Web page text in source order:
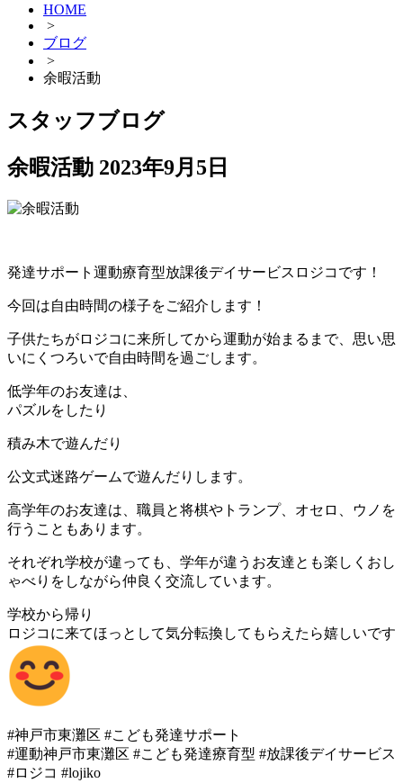
HOME
>
ブログ
>
余暇活動
スタッフブログ
余暇活動 2023年9月5日
発達サポート運動療育型放課後デイサービスロジコです！
今回は自由時間の様子をご紹介します！
子供たちがロジコに来所してから運動が始まるまで、思い思
いにくつろいで自由時間を過ごします。
低学年のお友達は、
パズルをしたり
積み木で遊んだり
公文式迷路ゲームで遊んだりします。
高学年のお友達は、職員と将棋やトランプ、オセロ、ウノを
行うこともあります。
それぞれ学校が違っても、学年が違うお友達とも楽しくおし
ゃべりをしながら仲良く交流しています。
学校から帰り
ロジコに来てほっとして気分転換してもらえたら嬉しいです
#神戸市東灘区 #こども発達サポート
#運動神戸市東灘区 #こども発達療育型 #放課後デイサービス
#ロジコ #lojiko